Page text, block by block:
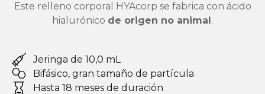
Este relleno corporal HYAcorp se fabrica con ácido
hialurónico de origen no animal .
Jeringa de 10,0 mL
Bifásico, gran tamaño de partícula
Hasta 18 meses de duración